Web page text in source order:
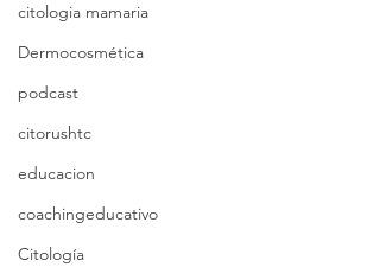
citologia mamaria
Dermocosmética
podcast
citorushtc
educacion
coachingeducativo
Citología